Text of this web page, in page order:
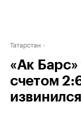
Татарстан
«Ак Барс»
счетом